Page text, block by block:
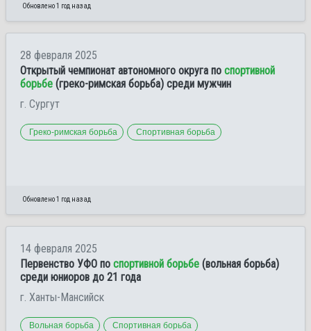
Обновлено 1 год назад
28 февраля 2025
Открытый чемпионат автономного округа по спортивной
борьбе (греко-римская борьба) среди мужчин
г. Сургут
Греко-римская борьба Спортивная борьба
Обновлено 1 год назад
14 февраля 2025
Первенство УФО по спортивной борьбе (вольная борьба)
среди юниоров до 21 года
г. Ханты-Мансийск
Вольная борьба Спортивная борьба